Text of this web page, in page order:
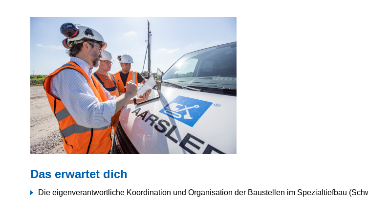
Das erwartet dich
Die eigenverantwortliche Koordination und Organisation der Baustellen im Spezialtiefbau